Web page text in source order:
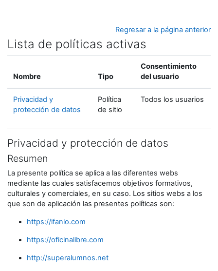
Regresar a la página anterior
Lista de políticas activas
Nombre Tipo
Consentimiento
del usuario
Privacidad y
protección de datos
Política
de sitio
Todos los usuarios
Privacidad y protección de datos
Resumen
La presente política se aplica a las diferentes webs
mediante las cuales satisfacemos objetivos formativos,
culturales y comerciales, en su caso. Los sitios webs a los
que son de aplicación las presentes políticas son:
https://ifanlo.com
https://oficinalibre.com
http://superalumnos.net